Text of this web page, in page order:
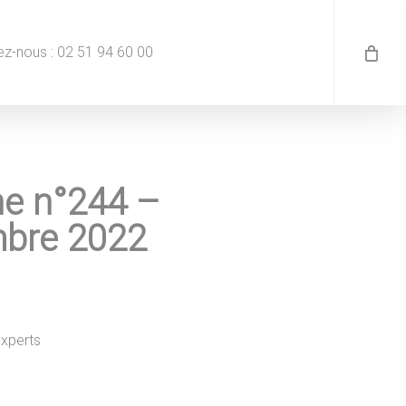
nous : 02 51 94 60 00
n°244 –
2022